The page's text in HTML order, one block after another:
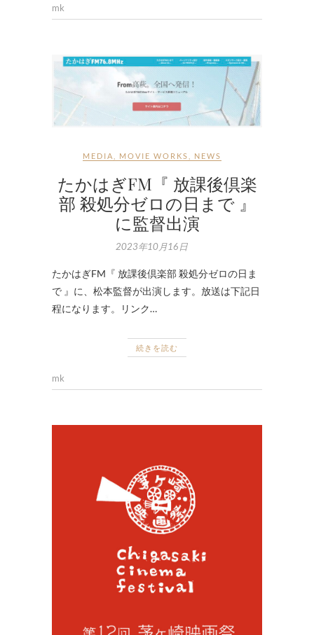
mk
MEDIA MOVIE WORKS NEWS
たかはぎFM『 放課後倶楽
部 殺処分ゼロの日まで 』
に監督出演
2023年10月16日
たかはぎFM『 放課後倶楽部 殺処分ゼロの日ま
で 』に、松本監督が出演します。放送は下記日
程になります。リンク…
続きを読む
mk